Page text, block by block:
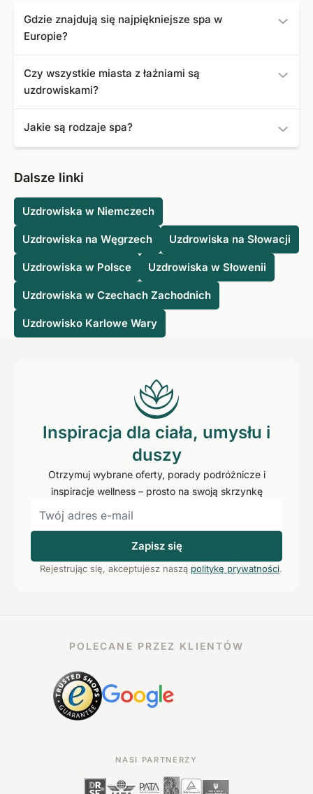
Gdzie znajdują się najpiękniejsze spa w
Europie?
Baden, Bad Kissingen, Bad Ems, Wiesbaden, Bad
Homburg, Karlowe Wary, Marienbad, Franzensbad,
Budapeszt i Montegrotto Terme.
Czy wszystkie miasta z łaźniami są
uzdrowiskami?
uznanymi przez państwo uzdrowiskami. Tylko jeśli miasto
jest oficjalnym uzdrowiskiem, może nosić ten tytuł.
zostać pozbawione statusu uzdrowiska, ale nadal może
używać przyrostka "Bad" w swojej nazwie. Z drugiej
strony, jeśli miasto zostało uznane za uzdrowisko, nie jest
zobowiązane do umieszczania słowa "spa" w swojej
nazwie. Istnieje wiele uzdrowisk w Niemczech, takich jak
Aachen, które nie rozpoznają swojego statusu
Jakie są rodzaje spa?
kategorie:
Uzdrowiska mineralne
Uzdrowiska ze źródłami leczniczymi
Uzdrowiska klimatyczne
Uzdrowiska klimatyczne
Nadmorskie kurorty i uzdrowiska
Uzdrowiska morskie
Dalsze linki
Uzdrowiska w Niemczech
Uzdrowiska na Węgrzech Uzdrowiska na Słowacji
Uzdrowiska w Polsce Uzdrowiska w Słowenii
Uzdrowiska w Czechach Zachodnich
Uzdrowisko Karlowe Wary
Inspiracja dla ciała, umysłu i
duszy
Otrzymuj wybrane oferty, porady podróżnicze i
inspiracje wellness – prosto na swoją skrzynkę
Zapisz się
Rejestrując się, akceptujesz naszą politykę prywatności.
POLECANE PRZEZ KLIENTÓW
NASI PARTNERZY